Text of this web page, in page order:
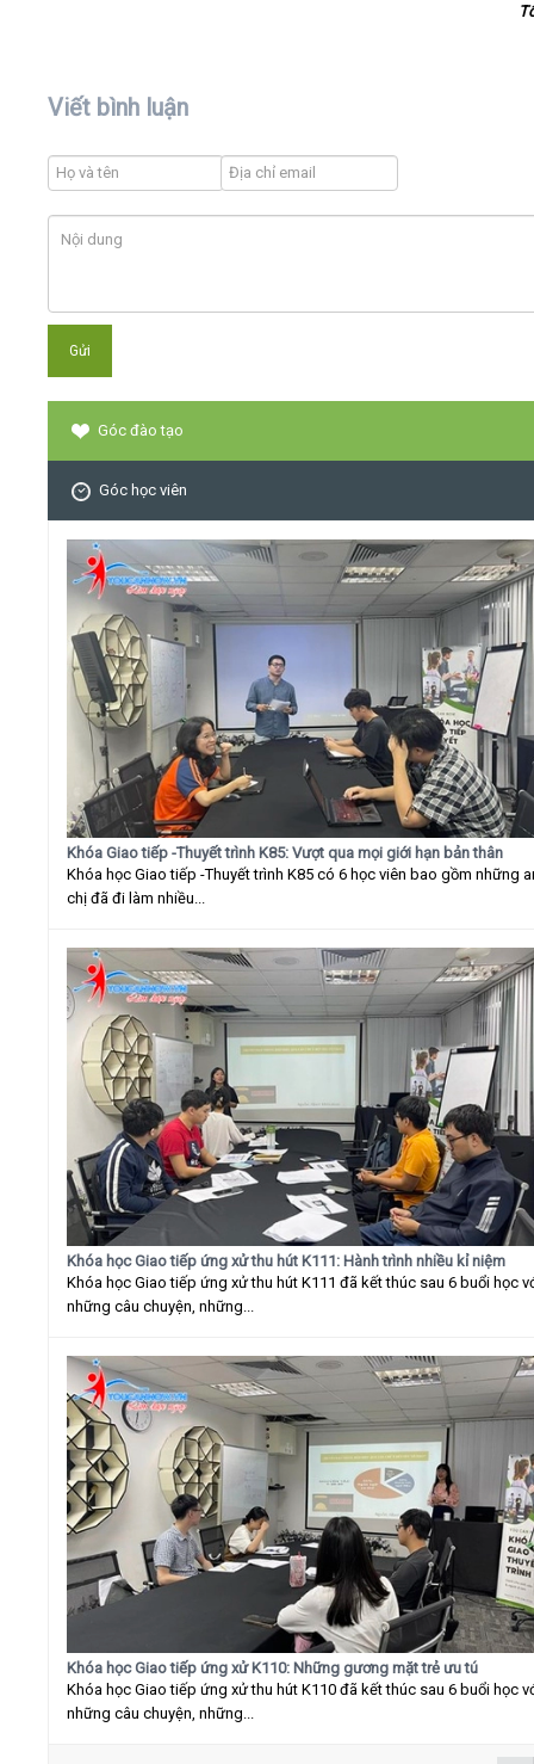
Viết bình luận
Góc đào tạo
Góc học viên
Khóa Giao tiếp -Thuyết trình K85: Vượt qua mọi giới hạn bản thân
Khóa học Giao tiếp -Thuyết trình K85 có 6 học viên bao gồm những
chị đã đi làm nhiều...
Khóa học Giao tiếp ứng xử thu hút K111: Hành trình nhiều kỉ niệm
Khóa học Giao tiếp ứng xử thu hút K111 đã kết thúc sau 6 buổi học
những câu chuyện, những...
Khóa học Giao tiếp ứng xử K110: Những gương mặt trẻ ưu tú
Khóa học Giao tiếp ứng xử thu hút K110 đã kết thúc sau 6 buổi học
những câu chuyện, những...